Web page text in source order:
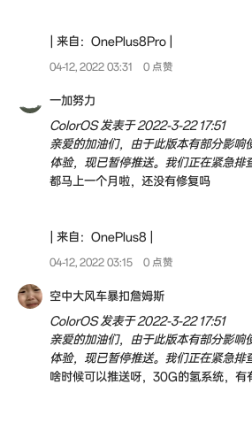
| 来自：OnePlus8Pro |
04-12, 2022 03:31 0 点赞
一加努力
ColorOS 发表于 2022-3-22 17:51
亲爱的加油们，由于此版本有部分影响
体验，现已暂停推送。我们正在紧急排
都马上一个月啦，还没有修复吗
| 来自：OnePlus8 |
04-12, 2022 03:15 0 点赞
空中大风车暴扣詹姆斯
ColorOS 发表于 2022-3-22 17:51
亲爱的加油们，由于此版本有部分影响
体验，现已暂停推送。我们正在紧急排
啥时候可以推送呀，30G的氢系统，有